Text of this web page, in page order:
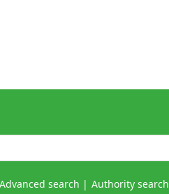
Advanced search Authority search